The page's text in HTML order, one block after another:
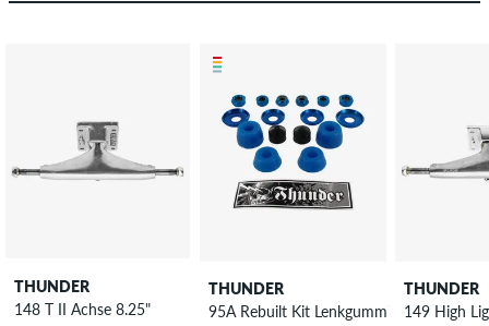
THUNDER
148 T II Achse 8.25"
THUNDER
95A Rebuilt Kit Lenkgummi 2er Pack
THUNDER
149 High